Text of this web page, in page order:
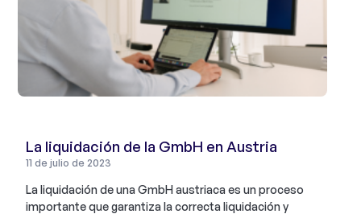
La liquidación de la GmbH en Austria
11 de julio de 2023
La liquidación de una GmbH austriaca es un proceso
importante que garantiza la correcta liquidación y